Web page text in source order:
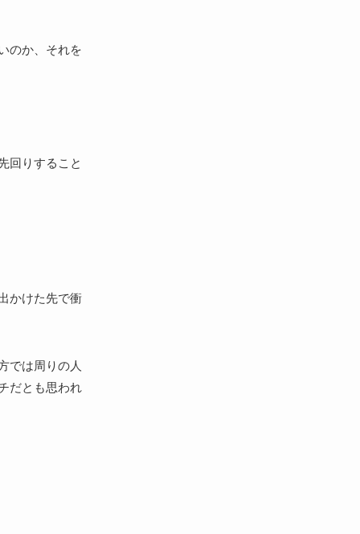
のか、それを
回りすること
かけた先で衝
では周りの人
だとも思われ